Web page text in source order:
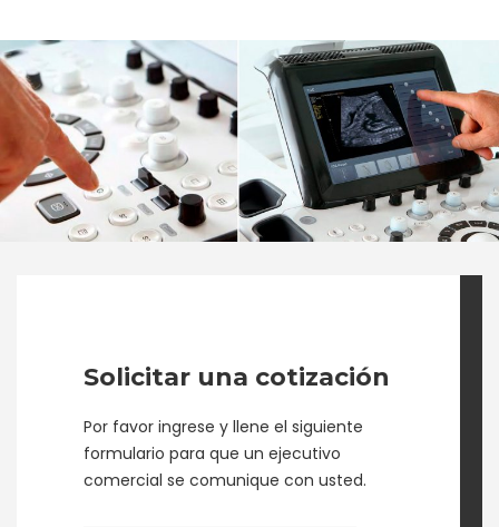
Solicitar una cotización
Por favor ingrese y llene el siguiente
formulario para que un ejecutivo
comercial se comunique con usted.